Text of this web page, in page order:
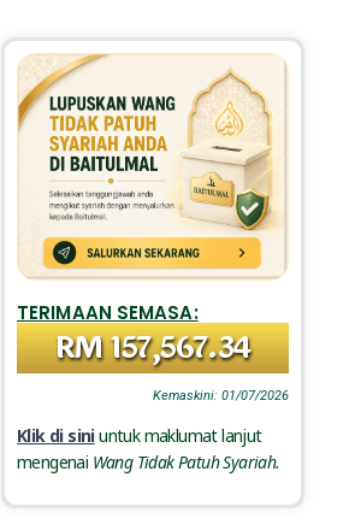
TERIMAAN SEMASA:
RM 157,567.34
Kemaskini: 01/07/2026
Klik di siniuntuk maklumat lanjut
mengenai Wang Tidak Patuh Syariah.